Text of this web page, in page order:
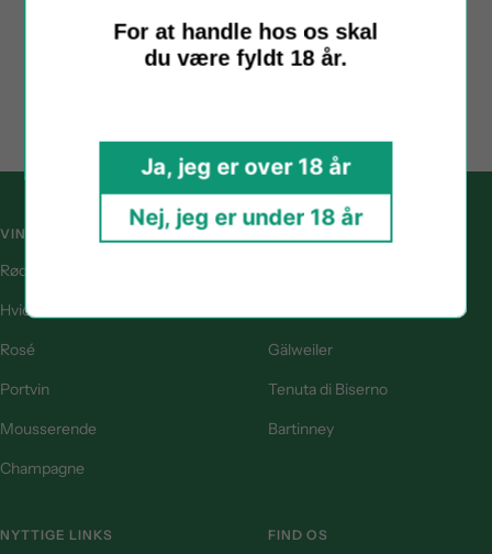
Apulien, Italien
Sale
59,00 kr Regular
129,00 kr
VINTYPE
Rødvin
Hvidvin
Rosé
Portvin
Mousserende
Champagne
Gälweiler
Tenuta di Biserno
Bartinney
NYTTIGE LINKS FIND OS
For at handle hos os skal
du være fyldt 18 år.
Ja, jeg er over 18 år
Nej, jeg er under 18 år